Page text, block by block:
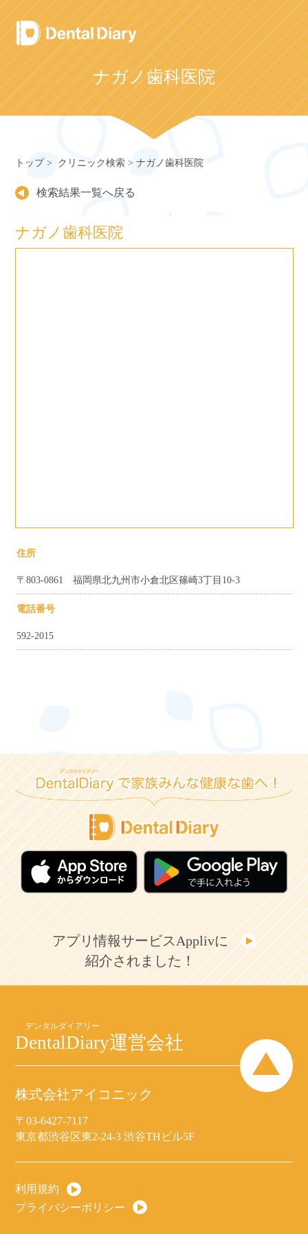
Skip
to
content
ナガノ歯科医院
トップ クリニック検索 ナガノ歯科医院
検索結果一覧へ戻る
ナガノ歯科医院
住所
〒803-0861 福岡県北九州市小倉北区篠崎3丁目10-3
電話番号
592-2015
アプリ情報サービスApplivに
紹介されました！
DentalDiary運営会社
株式会社アイコニック
〒03-6427-7117
東京都渋谷区東2-24-3 渋谷THビル5F
利用規約
プライバシーポリシー